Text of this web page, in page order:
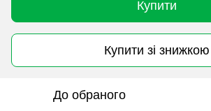
Купити
Купити зі знижкою
До обраного